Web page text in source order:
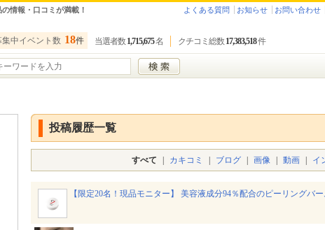
情報・口コミが満載！ よくある質問 お知らせ お問い合わせ
集中イベント数 18件 当選者数 1,715,675名 クチコミ総数 17,383,518件
投稿履歴一覧
すべて カキコミ ブログ 画像 動画 イ
【限定20名！現品モニター】 美容液成分94％配合のピーリングバ